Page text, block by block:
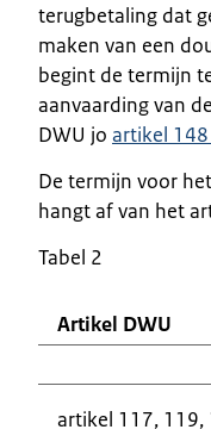
terugbetaling dat
maken van een
begint de termijn
aanvaarding van
DWU jo artikel 148
De termijn voor
hangt af van het
Tabel 2
Artikel DWU
artikel 117, 119,